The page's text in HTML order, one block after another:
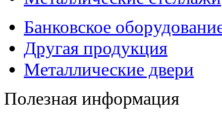
Банковское
Другая продукция
Металлические двери
Полезная информация